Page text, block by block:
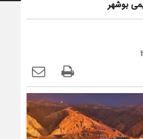
بوشهر